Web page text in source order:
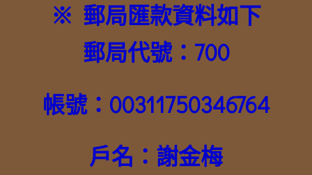
※ 郵局匯款資料如下
郵局代號：700
帳號：00311750346764
戶名：謝金梅